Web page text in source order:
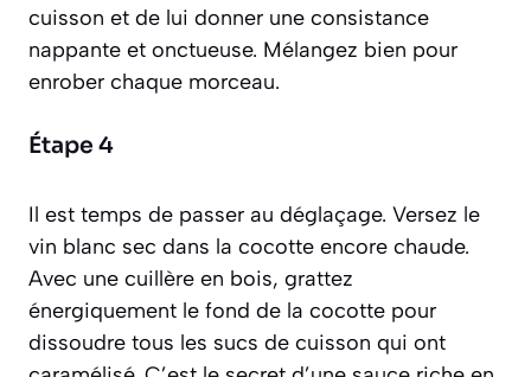
cuisson et de lui donner une consistance
nappante et onctueuse. Mélangez bien pour
enrober chaque morceau.
Étape 4
Il est temps de passer au déglaçage. Versez le
vin blanc sec dans la cocotte encore chaude.
Avec une cuillère en bois, grattez
énergiquement le fond de la cocotte pour
dissoudre tous les sucs de cuisson qui ont